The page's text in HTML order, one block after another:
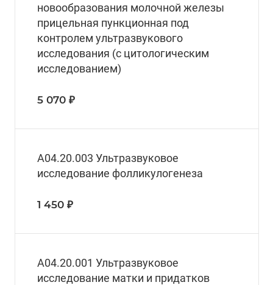
новообразования молочной железы
прицельная пункционная под
контролем ультразвукового
исследования (с цитологическим
исследованием)
5 070 ₽
A04.20.003 Ультразвуковое
исследование фолликулогенеза
1 450 ₽
A04.20.001 Ультразвуковое
исследование матки и придатков